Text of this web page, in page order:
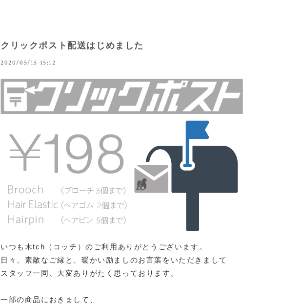
クリックポスト配送はじめました
2020/05/15 15:12
いつも木tch（コッチ）のご利用ありがとうございます。
日々、素敵なご縁と、暖かい励ましのお言葉をいただきまして
スタッフ一同、大変ありがたく思っております。
一部の商品におきまして、